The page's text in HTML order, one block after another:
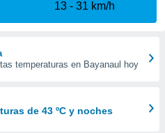
13
31 km/h
temperaturas en Bayanaul hoy
de 43 ºC y noches